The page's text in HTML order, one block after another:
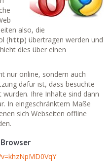
also, die
(http) übertragen werden und
dies über einen
nur online, sondern auch
dafür ist, dass besuchte
Ihre Inhalte sind dann
In eingeschränktem Maße
sich Webseiten offline